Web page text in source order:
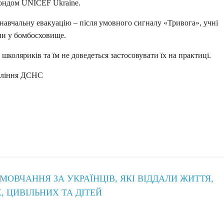
UNICEF Ukraine.
евакуацію – після умовного сигналу «Тривога», учні
у бомбосховище.
та їм не доведеться застосовувати їх на практиці.
ДСНС
ЗА УКРАЇНЦІВ, ЯКІ ВІДДАЛИ ЖИТТЯ,
ЦИВІЛЬНИХ ТА ДІТЕЙ